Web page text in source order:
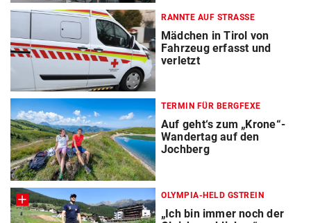
RANNTE AUF STRASSE
Mädchen in Tirol von
Fahrzeug erfasst und
verletzt
TERMIN FÜR BERGFEXE
Auf geht‘s zum „Krone“-
Wandertag auf den
Jochberg
OLYMPIA-HELD GSTREIN
„Ich bin immer noch der